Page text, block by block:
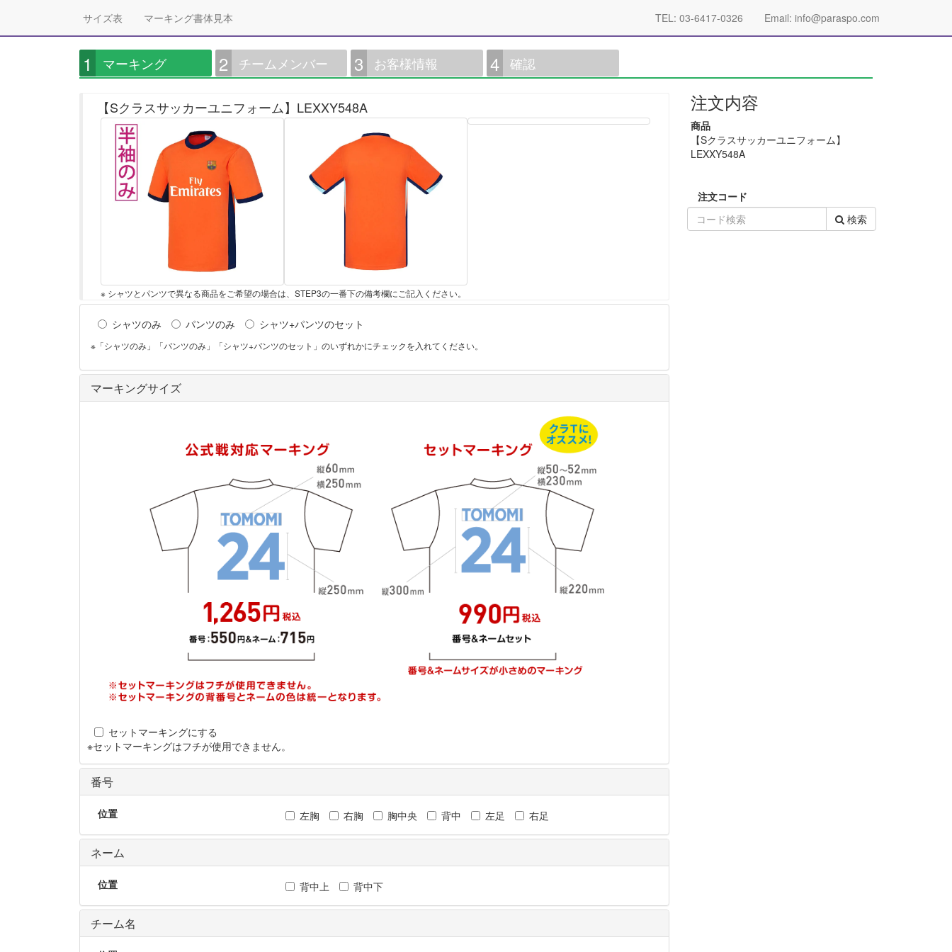
サイズ表 マーキング書体見本 TEL: 03-6417-0326 Email: info@paraspo.com
1 マーキング 2 チームメンバー 3 お客様情報 4 確認
【Sクラスサッカーユニフォーム】LEXXY548A
※ シャツとパンツで異なる商品をご希望の場合は、STEP3の一番下の備考欄にご記入ください。
シャツのみ パンツのみ シャツ+パンツのセット
※「シャツのみ」「パンツのみ」「シャツ+パンツのセット」のいずれかにチェックを入れてください。
マーキングサイズ
セットマーキングにする
※セットマーキングはフチが使用できません。
番号
位置 左胸 右胸 胸中央 背中 左足 右足
ネーム
位置 背中上 背中下
チーム名
注文内容
商品
【Sクラスサッカーユニフォーム】
LEXXY548A
注文コード
検索